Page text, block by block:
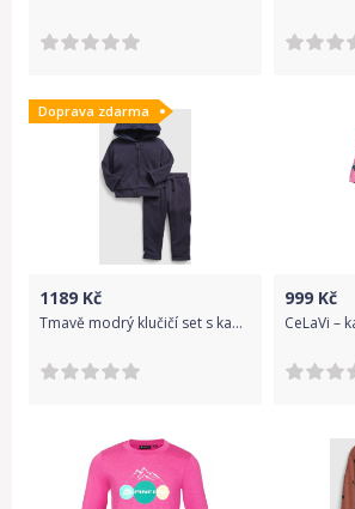
Doprava zdarma
1189 Kč
Tmavě modrý klučičí set s kapucí Brannan GAP - 68-80
999 Kč